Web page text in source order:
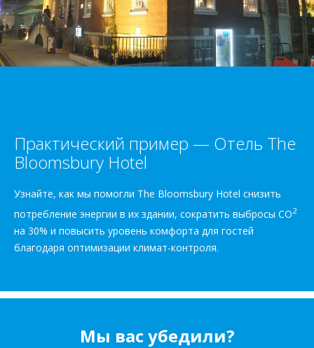
Практический пример — Отель The
Bloomsbury Hotel
Узнайте, как мы помогли The Bloomsbury Hotel снизить
потребление энергии в их здании, сократить выбросы CO2
на 30% и повысить уровень комфорта для гостей
благодаря оптимизации климат-контроля.
Мы вас убедили?